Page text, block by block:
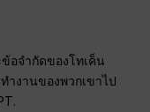
ข้อจำกัดของโทเค็น
ำงานของพวกเขาไป